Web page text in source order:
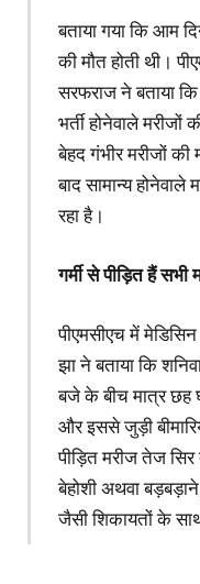
बताया गया कि आम
की मौत होती थी।
सरफराज ने बताया
भर्ती होनेवाले
बेहद गंभीर मरीजों की
बाद सामान्य होनेवाले
रहा है।
गर्मी से पीड़ित हैं सभी
पीएमसीएच में
झा ने बताया कि
बजे के बीच मात्र छह
और इससे जुड़ी
पीड़ित मरीज तेज
बेहोशी अथवा
जैसी शिकायतों के